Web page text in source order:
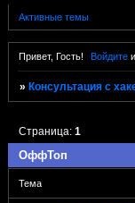
Активные темы
Привет, Гость! Войдите
»Консультация с
ОффТоп
Страница:1
Тема